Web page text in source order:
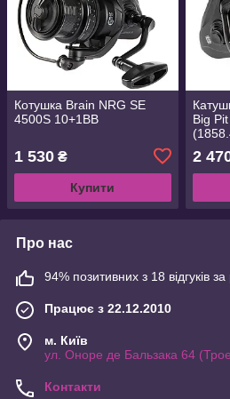
Котушка Brain NRG SE
4500S 10+1BB
1 530 ₴
Купити
Big
2
Про нас
94% позитивних з 18 відгуків за
Працює з 22.12.2010
м. Київ
ул. Оноре де Бальзака 64
Контакти